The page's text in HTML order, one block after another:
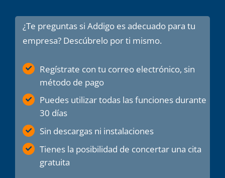
¿Te preguntas si Addigo es adecuado para tu
empresa? Descúbrelo por ti mismo.
Regístrate con tu correo electrónico, sin
método de pago
Puedes utilizar todas las funciones durante
30 días
Sin descargas ni instalaciones
Tienes la posibilidad de concertar una cita
gratuita